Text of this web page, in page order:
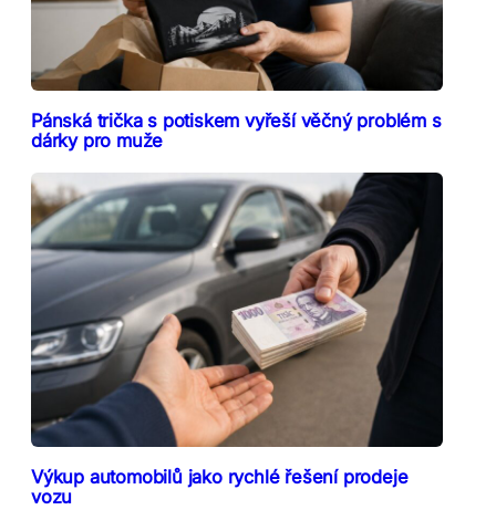
Pánská trička s potiskem vyřeší věčný problém s
dárky pro muže
Výkup automobilů jako rychlé řešení prodeje
vozu